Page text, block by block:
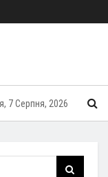
7 Серпня, 2026